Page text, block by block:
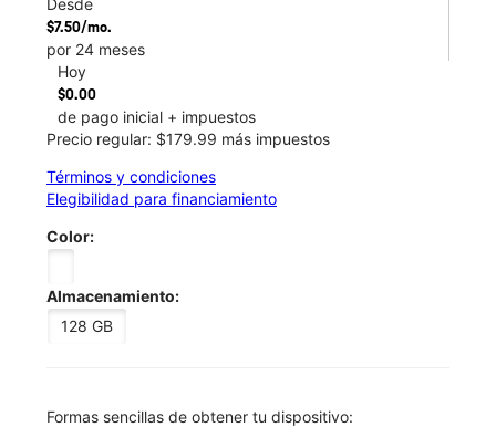
Desde
$7.50/mo.
por 24 meses
Hoy
$0.00
de pago inicial + impuestos
Precio regular: $179.99 más impuestos
Términos y condiciones
Elegibilidad para financiamiento
Color:
Almacenamiento:
128 GB
​​​​​​​Formas sencillas de obtener tu dispositivo: